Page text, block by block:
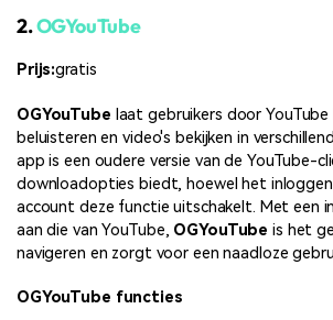
2.OGYouTube
Prijs:gratis
OGYouTube laat gebruikers door
beluisteren en video's bekijken in
app is een oudere versie van de YouTube-
downloadopties biedt, hoewel het
account deze functie uitschakelt. Met een
aan die van YouTube, OGYouTube is het
navigeren en zorgt voor een naadloze
OGYouTube functies